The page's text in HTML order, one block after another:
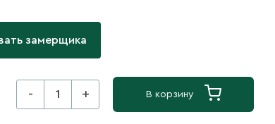
замерщика
- + В корзину